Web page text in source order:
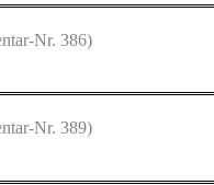
Nr. 386)
Nr. 389)